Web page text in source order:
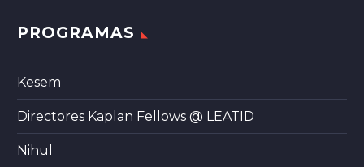
PROGRAMAS
Kesem
Directores Kaplan Fellows @ LEATID
Nihul